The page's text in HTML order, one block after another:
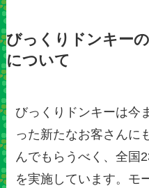
びっくりドンキー
について
びっくりドンキーは今
った新たなお客さんに
んでもらうべく、全国
を実施しています。モ